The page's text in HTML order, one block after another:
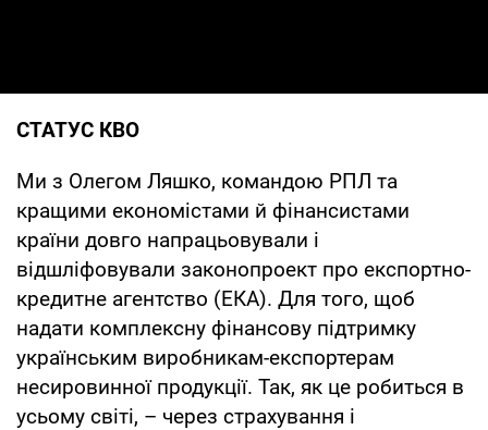
СТАТУС КВО
Ми з Олегом Ляшко, командою РПЛ та
кращими економістами й фінансистами
країни довго напрацьовували і
відшліфовували законопроект про експортно-
кредитне агентство (ЕКА). Для того, щоб
надати комплексну фінансову підтримку
українським виробникам-експортерам
несировинної продукції. Так, як це робиться в
усьому світі, – через страхування і